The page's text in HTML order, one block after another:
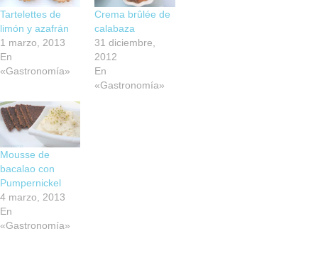
Tartelettes de
limón y azafrán
1 marzo, 2013
En
«Gastronomía»
Crema brûlée de
calabaza
31 diciembre,
2012
En
«Gastronomía»
Mousse de
bacalao con
Pumpernickel
4 marzo, 2013
En
«Gastronomía»